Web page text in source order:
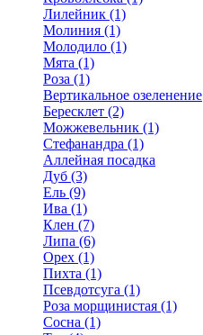
Лилейник (1)
Молиния (1)
Молодило (1)
Мята (1)
Роза (1)
Вертикальное озеленение
Бересклет (2)
Можжевельник (1)
Стефанандра (1)
Аллейная посадка
Дуб (3)
Ель (9)
Ива (1)
Клен (7)
Липа (6)
Орех (1)
Пихта (1)
Псевдотсуга (1)
Роза морщинистая (1)
Сосна (1)